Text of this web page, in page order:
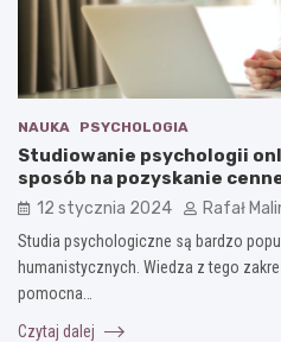
NAUKA PSYCHOLOGIA
Studiowanie psychologii
sposób na pozyskanie
12 stycznia 2024 Rafał
Studia psychologiczne są bardzo
humanistycznych. Wiedza z tego
pomocna…
Czytaj dalej